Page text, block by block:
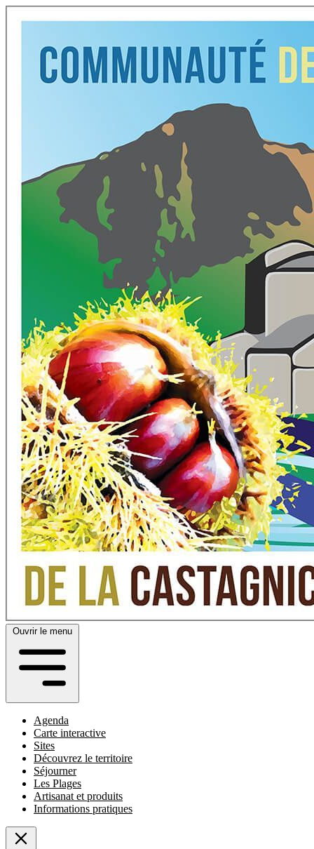
Ouvrir le menu
Agenda
Carte interactive
Sites
Découvrez le territoire
Séjourner
Les Plages
Artisanat et produits
Informations pratiques